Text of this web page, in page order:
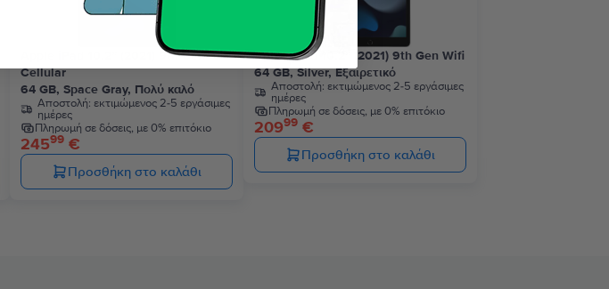
Apple iPad 10.2” (2021) 9th Gen
Cellular
64 GB, Space Gray, Πολύ καλό
Αποστολή: εκτιμώμενος 2-5 εργάσιμες
ημέρες
Πληρωμή σε δόσεις, με 0% επιτόκιο
24599 €
Προσθήκη στο καλάθι
Apple iPad 10.2” (2021) 9th Gen Wifi
64 GB, Silver, Εξαιρετικό
Αποστολή: εκτιμώμενος 2-5 εργάσιμες
ημέρες
Πληρωμή σε δόσεις, με 0% επιτόκιο
20999 €
Προσθήκη στο καλάθι